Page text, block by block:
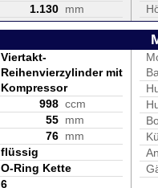
1.130 mm
Viertakt-
Reihenvierzylinder mit
Kompressor
998 ccm
55 mm
76 mm
flüssig
O-Ring Kette
6